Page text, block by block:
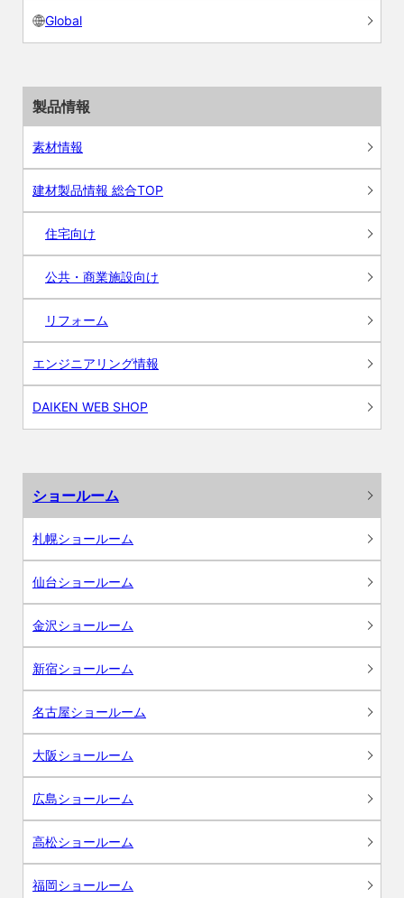
Global
製品情報
素材情報
建材製品情報 総合TOP
住宅向け
公共・商業施設向け
リフォーム
エンジニアリング情報
DAIKEN WEB SHOP
ショールーム
札幌ショールーム
仙台ショールーム
金沢ショールーム
新宿ショールーム
名古屋ショールーム
大阪ショールーム
広島ショールーム
高松ショールーム
福岡ショールーム